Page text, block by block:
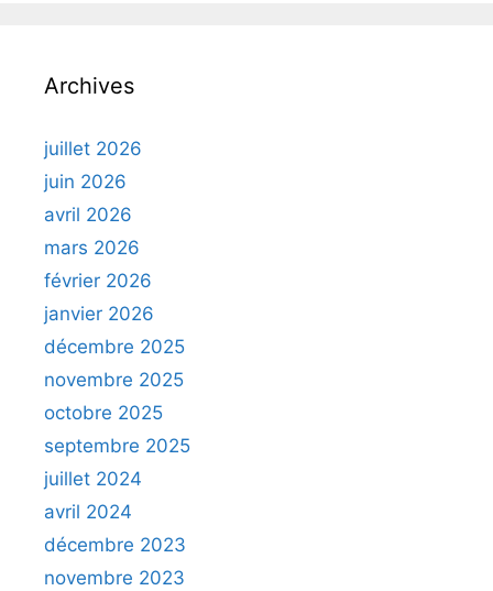
Archives
juillet 2026
juin 2026
avril 2026
mars 2026
février 2026
janvier 2026
décembre 2025
novembre 2025
octobre 2025
septembre 2025
juillet 2024
avril 2024
décembre 2023
novembre 2023